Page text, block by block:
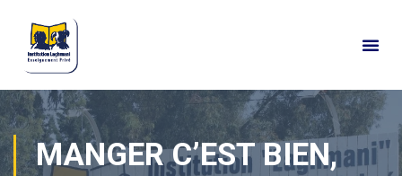
MANGER C’EST BIEN,